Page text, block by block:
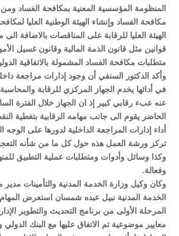
المنظومة المؤسسية المعنية بمكافحة الفساد
مكافحة الفساد وإنشاء الهيئة الوطنية العليا
الهيئة العليا للرقابة على المناقصات بالاضافة
قوانين مثل قانون الذمة المالية وقانون غسيل
متطلبات مكافحة الفساد المشمولة بالاتفاقية
وأكد الدكتور السنفي أن وجود إدارات مراجعة
في أدائها يخدم الجهاز المركزي للرقابة
عنه عبء رقابي كبير إذ ان الجهاز خلال الفترة
الحاضر يقوم الى جانب مهامه الرقابية بتغطية
أداء إدارات المراجعة الداخلية لدورها على الوجه
تركز ورشة العمل هذه حول كل ما من شأنه
وكذا وسائل وأدوات ومتطلبات عملية التطبيق
وفعالة.
وكان وكيل وزارة الخدمة المدنية والتأمينات
الخدمة المدنية نبيل عبده شمسان استعرض المهام
المرحلة الأولى من برنامج التحديث والتطوير
معايير موضوعية تم الاتفاق عليها مع البنك